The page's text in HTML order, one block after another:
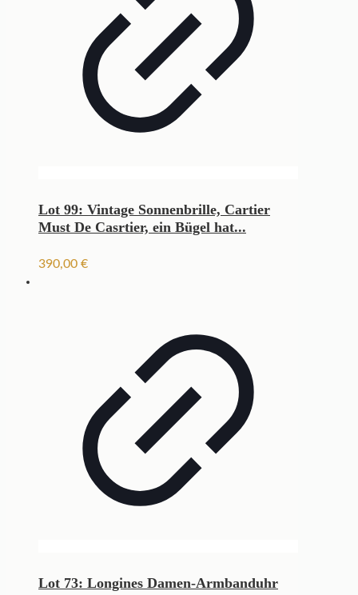
Lot 99: Vintage Sonnenbrille, Cartier
Must De Casrtier, ein Bügel hat...
390,00 €
Lot 73: Longines Damen-Armbanduhr